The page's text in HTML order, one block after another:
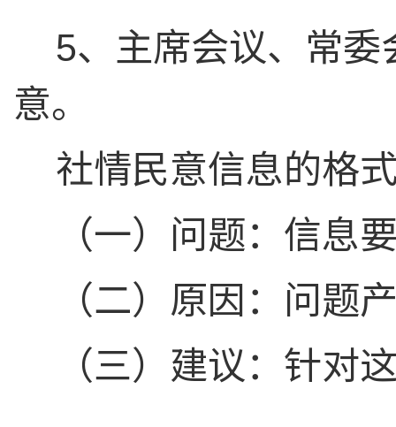
5、主席会议、常
意。
社情民意信息的格
（一） 问题： 信息
（二） 原因： 问题
（三） 建议： 针对